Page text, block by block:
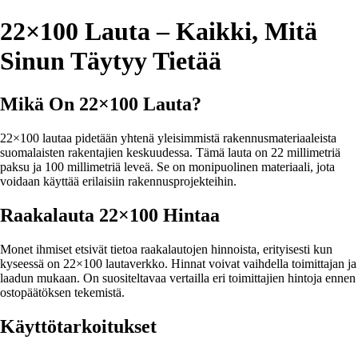
22×100 Lauta – Kaikki, Mitä
Sinun Täytyy Tietää
Mikä On 22×100 Lauta?
22×100 lautaa pidetään yhtenä yleisimmistä rakennusmateriaaleista
suomalaisten rakentajien keskuudessa. Tämä lauta on 22 millimetriä
paksu ja 100 millimetriä leveä. Se on monipuolinen materiaali, jota
voidaan käyttää erilaisiin rakennusprojekteihin.
Raakalauta 22×100 Hintaa
Monet ihmiset etsivät tietoa raakalautojen hinnoista, erityisesti kun
kyseessä on 22×100 lautaverkko. Hinnat voivat vaihdella toimittajan ja
laadun mukaan. On suositeltavaa vertailla eri toimittajien hintoja ennen
ostopäätöksen tekemistä.
Käyttötarkoitukset